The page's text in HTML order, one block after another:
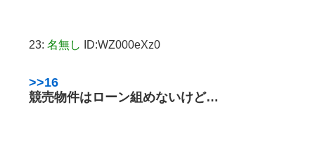
23: 名無し ID:WZ000eXz0
>>16
競売物件はローン組めないけど…